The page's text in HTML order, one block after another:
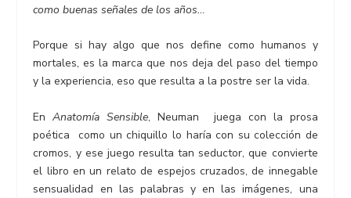
como buenas señales de los años…
Porque si hay algo que nos define como humanos y
mortales, es la marca que nos deja del paso del tiempo
y la experiencia, eso que resulta a la postre ser la vida.
EnAnatomía Sensible, Neuman juega con la prosa
poética como un chiquillo lo haría con su colección de
cromos, y ese juego resulta tan seductor, que convierte
el libro en un relato de espejos cruzados, de innegable
sensualidad en las palabras y en las imágenes, una